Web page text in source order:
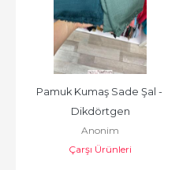
Pamuk Kumaş Sade Şal -
Dikdörtgen
Anonim
Çarşı Ürünleri